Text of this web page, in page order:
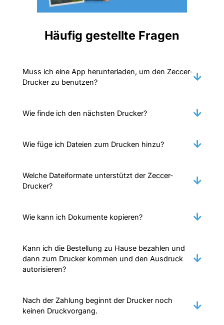
Häufig gestellte Fragen
Muss ich eine App herunterladen, um den Zeccer-
Drucker zu benutzen?
Wie finde ich den nächsten Drucker?
Wie füge ich Dateien zum Drucken hinzu?
Welche Dateiformate unterstützt der Zeccer-
Drucker?
Wie kann ich Dokumente kopieren?
Kann ich die Bestellung zu Hause bezahlen und
dann zum Drucker kommen und den Ausdruck
autorisieren?
Nach der Zahlung beginnt der Drucker noch
keinen Druckvorgang.